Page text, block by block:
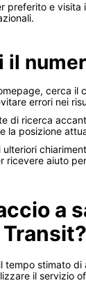
preferito e
il
cerca il
errori nei
di ricerca
la posizione
ulteriori
ricevere aiuto
a
tempo stimato
il servizio